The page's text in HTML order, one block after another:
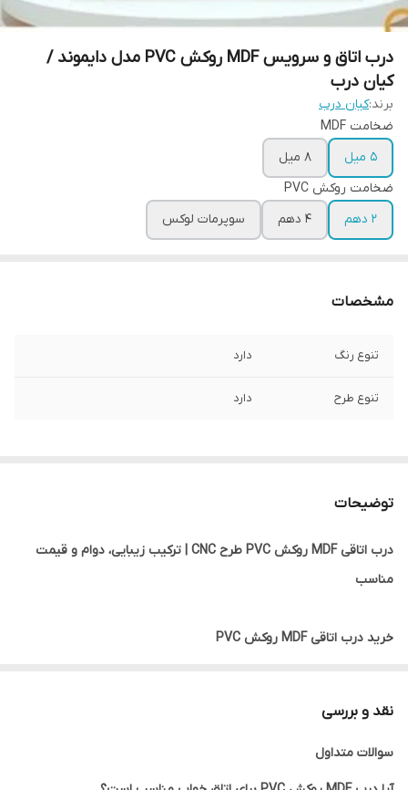
درب اتاق و سرویس MDF روکش PVC مدل دایموند /
کیان درب
برند:کیان درب
ضخامت MDF
5 میل
8 میل
ضخامت روکش PVC
2 دهم
4 دهم سوپرمات لوکس
مشخصات
تنوع رنگ دارد
تنوع طرح دارد
توضیحات
درب اتاقی MDF روکش PVC طرح CNC | ترکیب زیبایی، دوام و قیمت
مناسب
خرید درب اتاقی MDF روکش PVC
قیمت اقتصادی، در بسیاری از پروژه‌های مسکونی، اداری و تجاری مورد
استفاده قرار می‌گیرد.
این نوع درب از مغزی MDF باکیفیت ساخته شده و روی آن با روکش
نقد و بررسی
سوالات متداول